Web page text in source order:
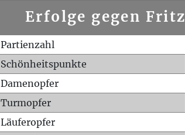
Erfolge gegen Fritz
Partienzahl
Schönheitspunkte
Damenopfer
Turmopfer
Läuferopfer